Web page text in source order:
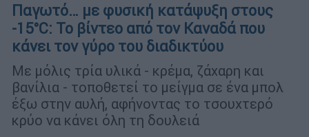
Παγωτό… με φυσική κατάψυξη στους
-15°C: Το βίντεο από τον Καναδά που
κάνει τον γύρο του διαδικτύου
Με μόλις τρία υλικά - κρέμα, ζάχαρη και
βανίλια - τοποθετεί το μείγμα σε ένα μπολ
έξω στην αυλή, αφήνοντας το τσουχτερό
κρύο να κάνει όλη τη δουλειά